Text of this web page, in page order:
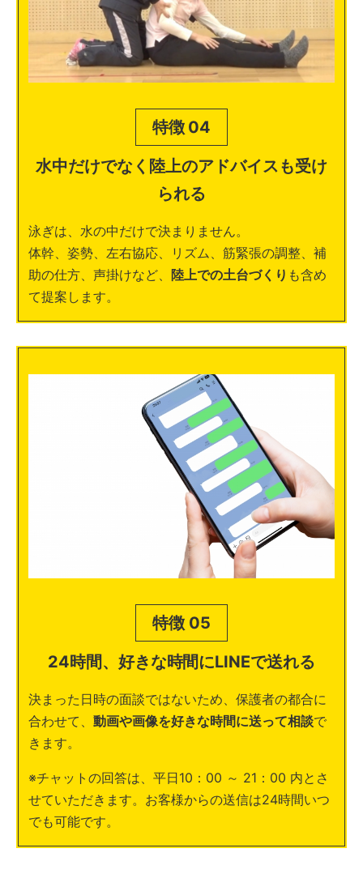
特徴 04
水中だけでなく陸上のアドバイスも受け
られる
泳ぎは、水の中だけで決まりません。
体幹、姿勢、左右協応、リズム、筋緊張の調整、補
助の仕方、声掛けなど、 陸上での土台づくり も含め
て提案します。
特徴 05
24時間、好きな時間にLINEで送れる
決まった日時の面談ではないため、保護者の都合に
合わせて、動画や画像を好きな時間に送って相談で
きます。
※チャットの回答は、平日10：00 ～ 21：00 内とさ
せていただきます。お客様からの送信は24時間いつ
でも可能です。